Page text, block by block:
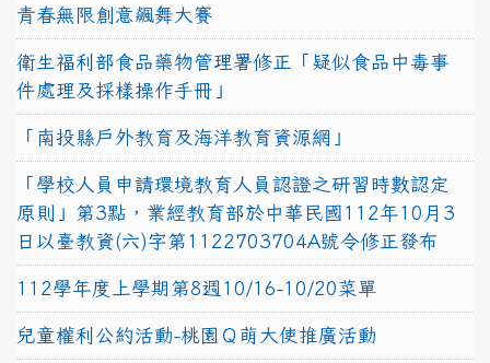
青春無限創意飆舞大賽
衛生福利部食品藥物管理署修正「疑似食品中毒事
件處理及採樣操作手冊」
「南投縣戶外教育及海洋教育資源網」
「學校人員申請環境教育人員認證之研習時數認定
原則」第3點，業經教育部於中華民國112年10月3
日以臺教資(六)字第1122703704A號令修正發布
112學年度上學期第8週10/16-10/20菜單
兒童權利公約活動-桃園Ｑ萌大使推廣活動